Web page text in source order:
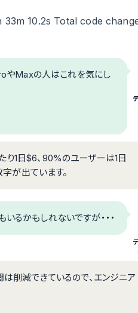
10.2s Total code
やMaxの人はこれを気にし
1日$6、90%のユーザーは1日
が出ています。
いるかもしれないですが・・・
削減できているので、エンジニア